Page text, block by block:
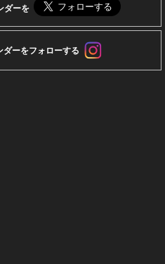
ダーを
ーをフォローする